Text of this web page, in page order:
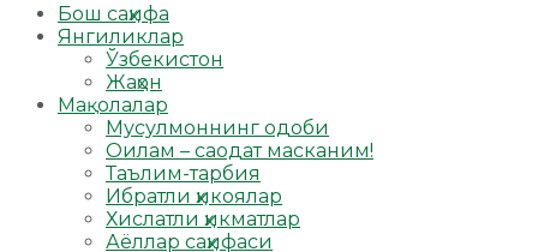
Бош саҳифа
Янгиликлар
Ўзбекистон
Жаҳон
Мақолалар
Мусулмоннинг одоби
Оилам – саодат масканим!
Таълим-тарбия
Ибратли ҳикоялар
Хислатли ҳикматлар
Аёллар саҳифаси